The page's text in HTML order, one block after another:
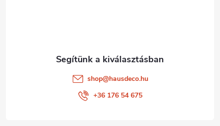
shop@hausdeco.hu
+36 176 54 675